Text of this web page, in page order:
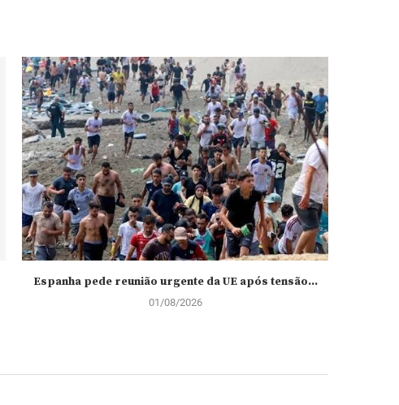
Espanha pede reunião urgente da UE após tensão...
01/08/2026